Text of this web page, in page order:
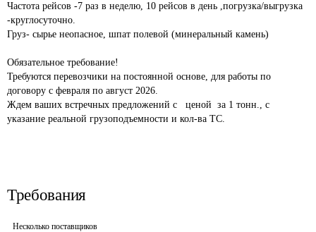
Частота рейсов -7 раз в неделю, 10 рейсов в день ,погрузка/выгрузка
-круглосуточно.
Груз- сырье неопасное, шпат полевой (минеральный камень)
Обязательное требование!
Требуются перевозчики на постоянной основе, для работы по
договору с февраля по август 2026.
Ждем ваших встречных предложений с   ценой  за 1 тонн., с
указание реальной грузоподъемности и кол-ва ТС.
Требования
Несколько поставщиков